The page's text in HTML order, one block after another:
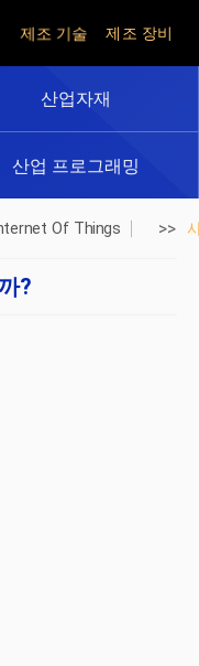
제조 기술 제조 장비
산업자재
산업 프로그래밍
Of Things >>
?